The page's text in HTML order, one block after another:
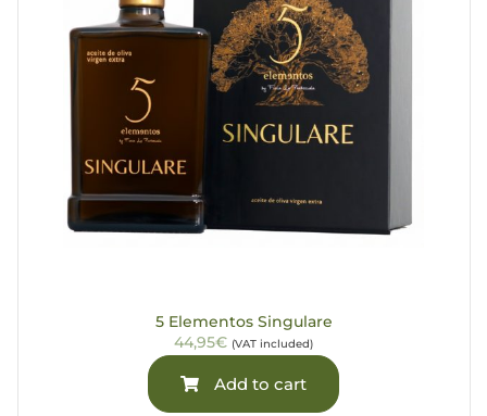
5 Elementos Singulare
44,95€ (VAT included)
Add to cart